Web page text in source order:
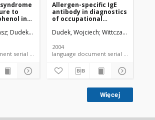
to
in
Dudek, Wojciech Walusiak, Jolanta Krakowiak,
language document serial - article
Allergen-specific IgE
antibody in diagnostics
of occupational
occupational rhinitis
Dudek, Wojciech Wittczak, Tomasz
2004
language document serial - article
Więcej